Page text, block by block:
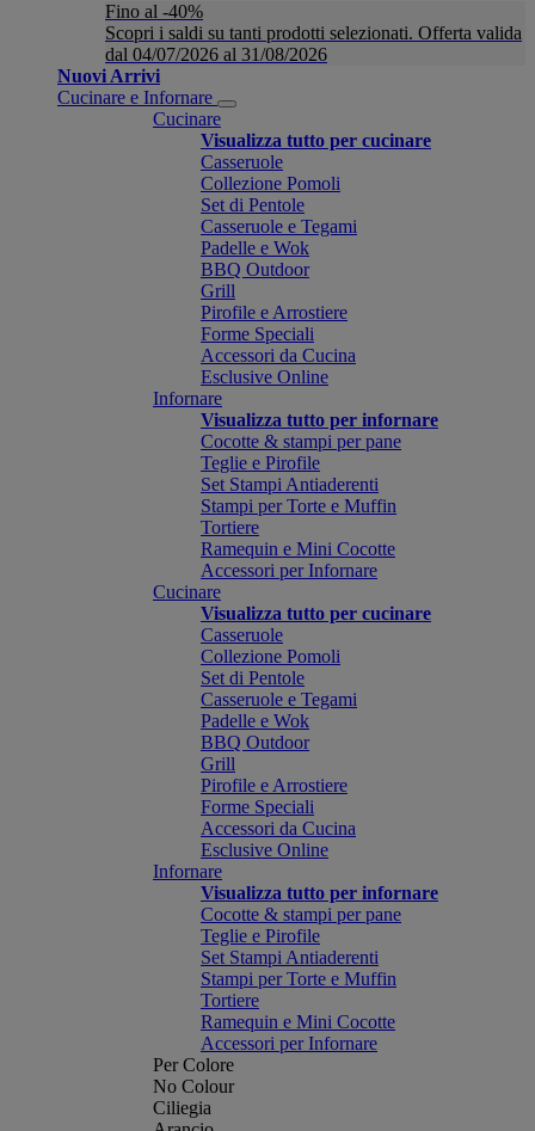
Fino al -40%
Scopri i saldi su tanti prodotti selezionati. Offerta valida
dal 04/07/2026 al 31/08/2026
Nuovi Arrivi
Cucinare e Infornare
Cucinare
Visualizza tutto per cucinare
Casseruole
Collezione Pomoli
Set di Pentole
Casseruole e Tegami
Padelle e Wok
BBQ Outdoor
Grill
Pirofile e Arrostiere
Forme Speciali
Accessori da Cucina
Esclusive Online
Infornare
Visualizza tutto per infornare
Cocotte & stampi per pane
Teglie e Pirofile
Set Stampi Antiaderenti
Stampi per Torte e Muffin
Tortiere
Ramequin e Mini Cocotte
Accessori per Infornare
Cucinare
Visualizza tutto per cucinare
Casseruole
Collezione Pomoli
Set di Pentole
Casseruole e Tegami
Padelle e Wok
BBQ Outdoor
Grill
Pirofile e Arrostiere
Forme Speciali
Accessori da Cucina
Esclusive Online
Infornare
Visualizza tutto per infornare
Cocotte & stampi per pane
Teglie e Pirofile
Set Stampi Antiaderenti
Stampi per Torte e Muffin
Tortiere
Ramequin e Mini Cocotte
Accessori per Infornare
Per Colore
No Colour
Ciliegia